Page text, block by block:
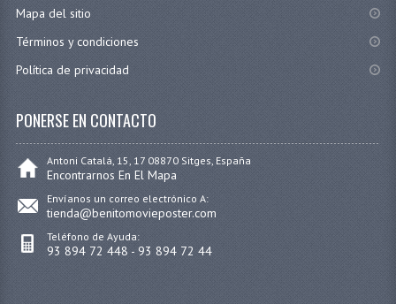
Mapa del sitio
Términos y condiciones
Política de privacidad
PONERSE EN CONTACTO
Antoni Catalá, 15, 17 08870 Sitges, España
Encontrarnos En El Mapa
Envíanos un correo electrónico A:
tienda@benitomovieposter.com
Teléfono de Ayuda:
93 894 72 448 - 93 894 72 44